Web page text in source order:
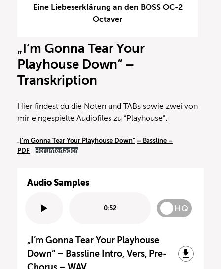
Eine Liebeserklärung an den BOSS OC-2
Octaver
„I’m Gonna Tear Your
Playhouse Down“ –
Transkription
Hier findest du die Noten und TABs sowie zwei von
mir eingespielte Audiofiles zu “Playhouse”:
„I’m Gonna Tear Your Playhouse Down“ – Bassline –
PDF
Herunterladen
Audio Samples
0:52 HQ
„I’m Gonna Tear Your Playhouse
Down“ – Bassline Intro, Vers, Pre-
Chorus – WAV